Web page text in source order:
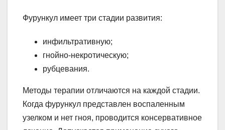
Фурункул имеет три стадии развития:
инфильтративную;
гнойно-некротическую;
рубцевания.
Методы терапии отличаются на каждой стадии.
Когда фурункул представлен воспаленным
узелком и нет гноя, проводится консервативное